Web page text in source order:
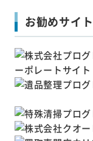
お勧めサイト